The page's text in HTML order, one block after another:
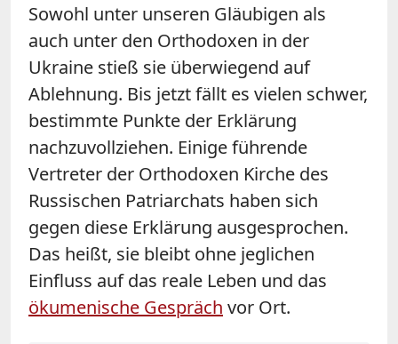
Sowohl unter unseren Gläubigen als
auch unter den Orthodoxen in der
Ukraine stieß sie überwiegend auf
Ablehnung. Bis jetzt fällt es vielen schwer,
bestimmte Punkte der Erklärung
nachzuvollziehen. Einige führende
Vertreter der Orthodoxen Kirche des
Russischen Patriarchats haben sich
gegen diese Erklärung ausgesprochen.
Das heißt, sie bleibt ohne jeglichen
Einfluss auf das reale Leben und das
ökumenische Gespräch vor Ort.